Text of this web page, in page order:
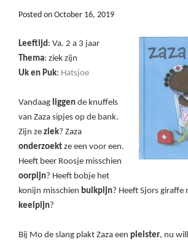
Posted on October 16, 2019
Leeftijd: Va. 2 a 3 jaar
Thema: ziek zijn
Uk en Puk: Hatsjoe
Vandaag liggen de knuffels
van Zaza sipjes op de bank.
Zijn ze ziek? Zaza
onderzoekt ze een voor een.
Heeft beer Roosje misschien
oorpijn? Heeft bobje het
konijn misschien buikpijn? Heeft Sjors giraffe
keelpijn?
Bij Mo de slang plakt Zaza een pleister, nu